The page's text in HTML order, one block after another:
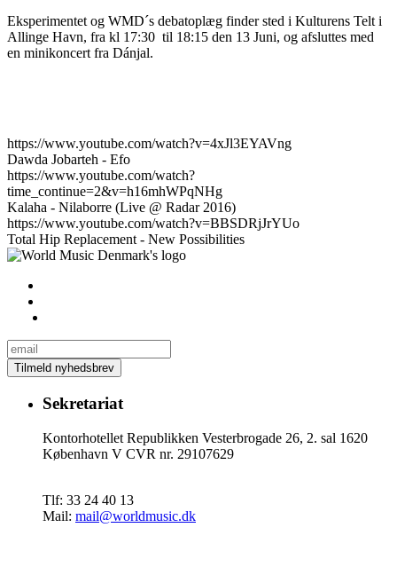
Eksperimentet og WMD´s debatoplæg finder sted i Kulturens Telt i
Allinge Havn, fra kl 17:30 til 18:15 den 13 Juni, og afsluttes med
en minikoncert fra Dánjal.
https://www.youtube.com/watch?v=4xJl3EYAVng
Dawda Jobarteh - Efo
https://www.youtube.com/watch?
time_continue=2&v=h16mhWPqNHg
Kalaha - Nilaborre (Live @ Radar 2016)
https://www.youtube.com/watch?v=BBSDRjJrYUo
Total Hip Replacement - New Possibilities
Sekretariat
Kontorhotellet Republikken Vesterbrogade 26, 2. sal 1620
København V CVR nr. 29107629
Tlf: 33 24 40 13
Mail: mail@worldmusic.dk